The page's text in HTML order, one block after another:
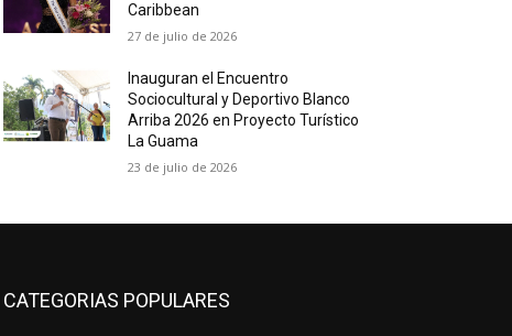
Caribbean
27 de julio de 2026
Inauguran el Encuentro
Sociocultural y Deportivo Blanco
Arriba 2026 en Proyecto Turístico
La Guama
23 de julio de 2026
CATEGORIAS POPULARES